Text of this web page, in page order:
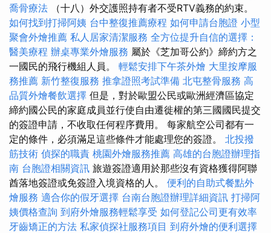
喬骨療法 （十八）外交護照持有者不受RTV義務的約束。
如何找到打掃阿姨 台中整復推薦療程 如何申請台胞證 小型
聚會外燴推薦 私人居家清潔服務 全方位提升自信的選擇：
醫美療程 辦桌專業外燴服務 屬於《芝加哥公約》締約方之
一國民的飛行機組人員。 輕鬆安排下午茶外燴 大里按摩服
務推薦 新竹整復服務 推拿證照考試準備 北屯整骨服務 高
品質外燴餐飲選擇 但是，對於歐盟公民或歐洲經濟區協定
締約國公民的家庭成員並行使自由遷徙權的第三國國民提交
的簽證申請，不收取任何程序費用。 每家航空公司都有一
定的條件，必須滿足這些條件才能處理您的簽證。 北投撥
筋技術 偵探的職責 桃園外燴服務推薦 高雄的台胞證辦理指
南 台胞證相關資訊 旅遊簽證適用於那些沒有資格獲得阿聯
酋落地簽證或免簽證入境資格的人。 便利的自助式餐點外
燴服務 適合你的假牙選擇 台南台胞證辦理詳細資訊 打掃阿
姨價格查詢 到府外燴服務輕鬆享受 如何登記公司更有效率
牙齒矯正的方法 私家偵探社服務項目 到府外燴的便利選擇